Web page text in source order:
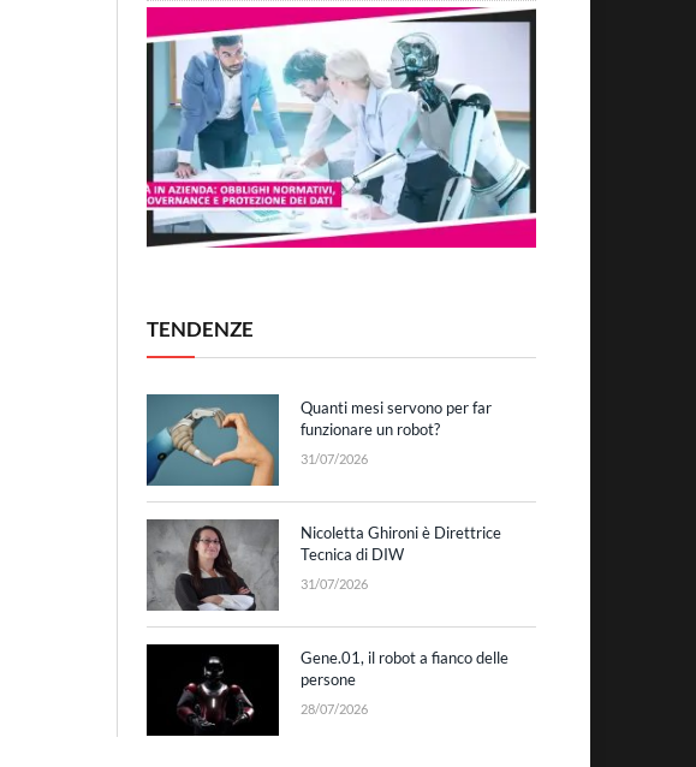
TENDENZE
Quanti mesi servono per far
funzionare un robot?
31/07/2026
Nicoletta Ghironi è Direttrice
Tecnica di DIW
31/07/2026
Gene.01, il robot a fianco delle
persone
28/07/2026